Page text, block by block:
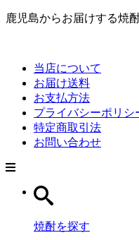
鹿児島からお届けする焼
当店について
お届け送料
お支払方法
プライバシーポリシ
特定商取引法
お問い合わせ
焼酎を探す